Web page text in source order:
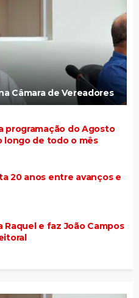
Câmara de Vereadores
programação do Agosto
longo de todo o mês
20 anos entre avanços e
Raquel e faz João Campos